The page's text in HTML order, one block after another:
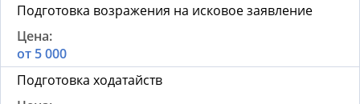
Подготовка возражения на исковое заявление
от 5 000
Подготовка ходатайств